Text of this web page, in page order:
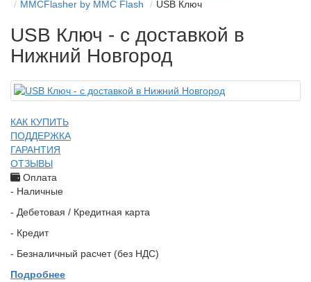
MMCFlasher by MMC Flash
USB Ключ
USB Ключ - с доставкой в
Нижний Новгород
КАК КУПИТЬ
ПОДДЕРЖКА
ГАРАНТИЯ
ОТЗЫВЫ
Оплата
- Наличные
- Дебетовая / Кредитная карта
- Кредит
- Безналичный расчет (без НДС)
Подробнее